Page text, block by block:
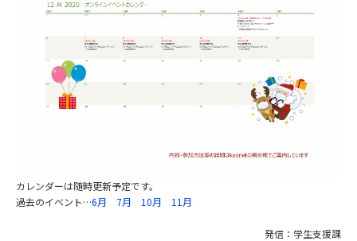
カレンダーは随時更新予定です。
過去のイベント…6月 7月 10月 11月
発信：学生支援課